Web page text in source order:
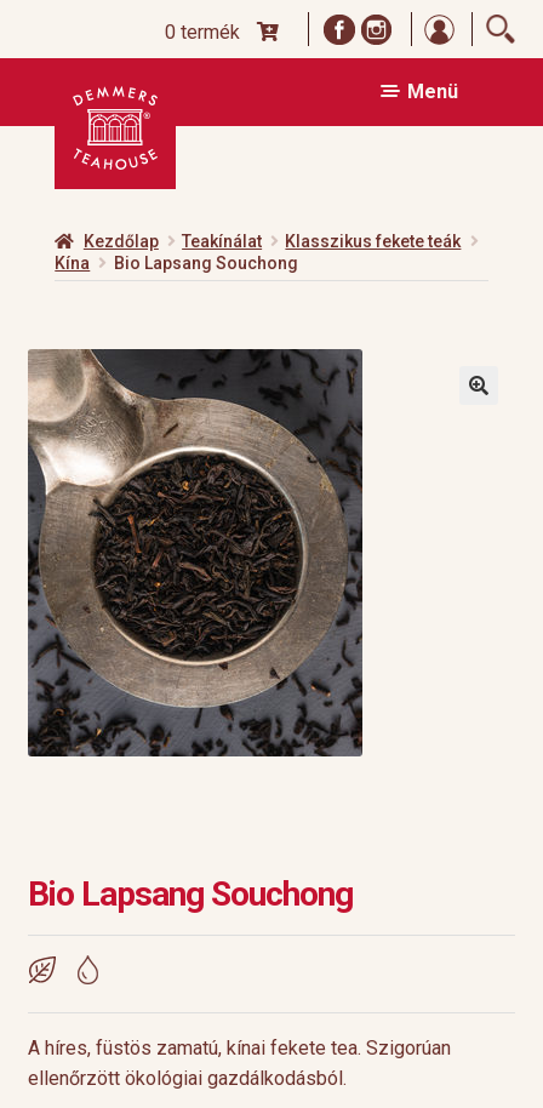
0 termék
Ugrás
navigációhoz
Kilépés
tartalomba
Menü
Kezdőlap Teakínálat
Klasszikus fekete teák
Kína
Bio Lapsang Souchong
Bio Lapsang Souchong
A híres, füstös zamatú, kínai fekete tea. Szigorúan
ellenőrzött ökológiai gazdálkodásból.